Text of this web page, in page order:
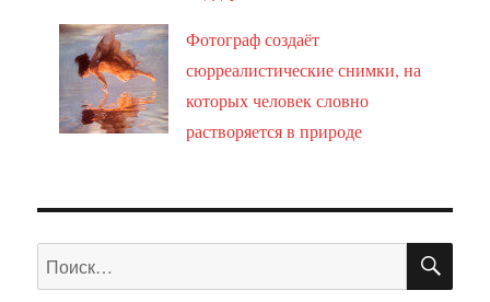
Фотограф создаёт
сюрреалистические снимки, на
которых человек словно
растворяется в природе
Искать: